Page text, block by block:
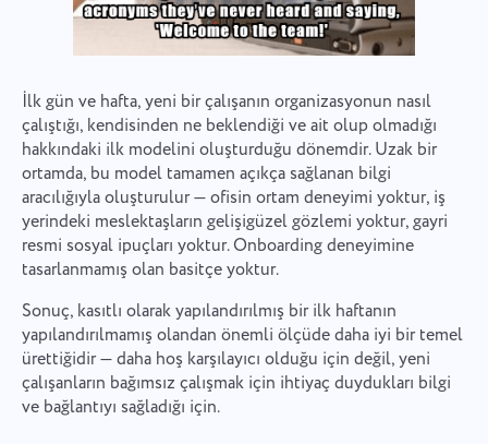
İlk gün ve hafta, yeni bir çalışanın organizasyonun nasıl
çalıştığı, kendisinden ne beklendiği ve ait olup olmadığı
hakkındaki ilk modelini oluşturduğu dönemdir. Uzak bir
ortamda, bu model tamamen açıkça sağlanan bilgi
aracılığıyla oluşturulur — ofisin ortam deneyimi yoktur, iş
yerindeki meslektaşların gelişigüzel gözlemi yoktur, gayri
resmi sosyal ipuçları yoktur. Onboarding deneyimine
tasarlanmamış olan basitçe yoktur.
Sonuç, kasıtlı olarak yapılandırılmış bir ilk haftanın
yapılandırılmamış olandan önemli ölçüde daha iyi bir temel
ürettiğidir — daha hoş karşılayıcı olduğu için değil, yeni
çalışanların bağımsız çalışmak için ihtiyaç duydukları bilgi
ve bağlantıyı sağladığı için.